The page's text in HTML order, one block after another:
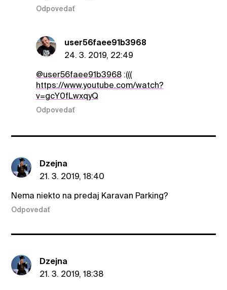
Odpovedať
user56faee91b3968
24. 3. 2019, 22:49
@user56faee91b3968:(((
https://www.youtube.com/watch?
v=gcY0fLwxqyQ
Odpovedať
Dzejna
21. 3. 2019, 18:40
Nema niekto na predaj Karavan Parking?
Odpovedať
Dzejna
21. 3. 2019, 18:38